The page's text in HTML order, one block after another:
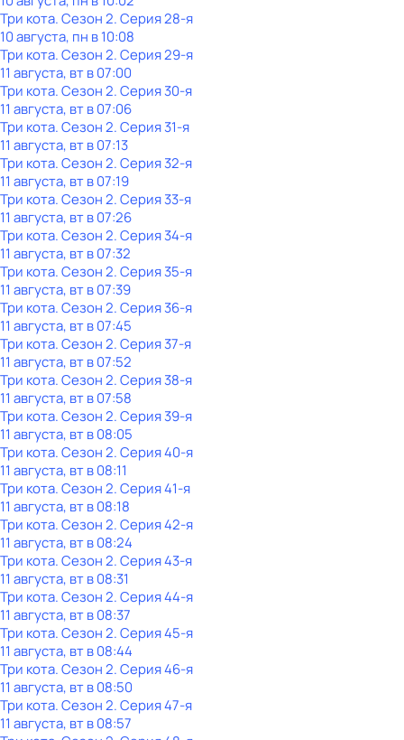
Три кота. Сезон 2. Серия 28-я
10 августа, пн в 10:08
Три кота. Сезон 2. Серия 29-я
11 августа, вт в 07:00
Три кота. Сезон 2. Серия 30-я
11 августа, вт в 07:06
Три кота. Сезон 2. Серия 31-я
11 августа, вт в 07:13
Три кота. Сезон 2. Серия 32-я
11 августа, вт в 07:19
Три кота. Сезон 2. Серия 33-я
11 августа, вт в 07:26
Три кота. Сезон 2. Серия 34-я
11 августа, вт в 07:32
Три кота. Сезон 2. Серия 35-я
11 августа, вт в 07:39
Три кота. Сезон 2. Серия 36-я
11 августа, вт в 07:45
Три кота. Сезон 2. Серия 37-я
11 августа, вт в 07:52
Три кота. Сезон 2. Серия 38-я
11 августа, вт в 07:58
Три кота. Сезон 2. Серия 39-я
11 августа, вт в 08:05
Три кота. Сезон 2. Серия 40-я
11 августа, вт в 08:11
Три кота. Сезон 2. Серия 41-я
11 августа, вт в 08:18
Три кота. Сезон 2. Серия 42-я
11 августа, вт в 08:24
Три кота. Сезон 2. Серия 43-я
11 августа, вт в 08:31
Три кота. Сезон 2. Серия 44-я
11 августа, вт в 08:37
Три кота. Сезон 2. Серия 45-я
11 августа, вт в 08:44
Три кота. Сезон 2. Серия 46-я
11 августа, вт в 08:50
Три кота. Сезон 2. Серия 47-я
11 августа, вт в 08:57